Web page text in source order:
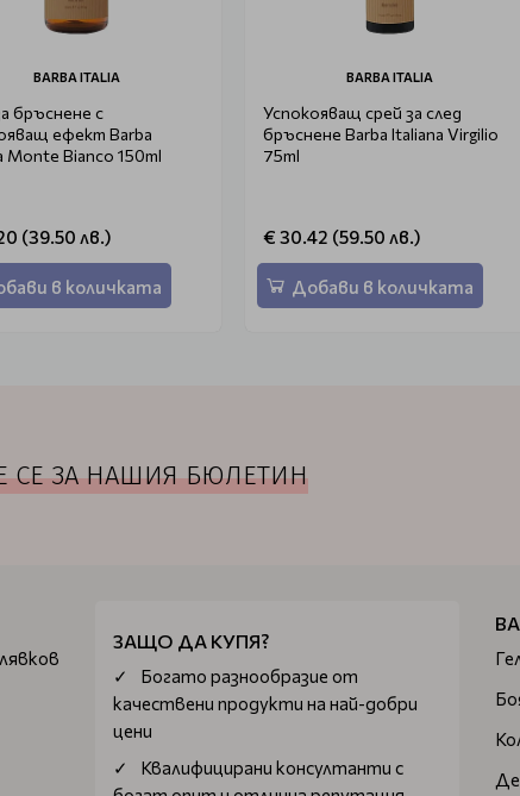
BARBA ITALIA
бръснене с
ефект Barba
Monte Bianco 150ml
(39.50 лв.)
в количката
BARBA ITALIA
Успокояващ срей за след
бръснене Barba Italiana Virgilio
75ml
€ 30.42 (59.50 лв.)
Добави в количката
СЕ ЗА НАШИЯ БЮЛЕТИН
ЗАЩО ДА КУПЯ?
Богатo разнообразие от
качествени продукти на най-добри
цени
Квалифицирани консултанти с